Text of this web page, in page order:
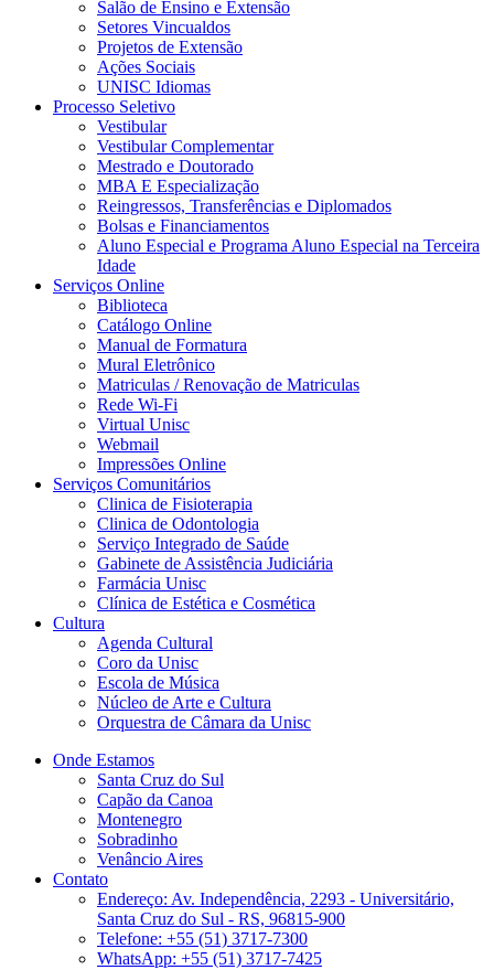
Salão de Ensino e Extensão
Setores Vincualdos
Projetos de Extensão
Ações Sociais
UNISC Idiomas
Processo Seletivo
Vestibular
Vestibular Complementar
Mestrado e Doutorado
MBA E Especialização
Reingressos, Transferências e Diplomados
Bolsas e Financiamentos
Aluno Especial e Programa Aluno Especial na Terceira
Idade
Serviços Online
Biblioteca
Catálogo Online
Manual de Formatura
Mural Eletrônico
Matriculas / Renovação de Matriculas
Rede Wi-Fi
Virtual Unisc
Webmail
Impressões Online
Serviços Comunitários
Clinica de Fisioterapia
Clinica de Odontologia
Serviço Integrado de Saúde
Gabinete de Assistência Judiciária
Farmácia Unisc
Clínica de Estética e Cosmética
Cultura
Agenda Cultural
Coro da Unisc
Escola de Música
Núcleo de Arte e Cultura
Orquestra de Câmara da Unisc
Onde Estamos
Santa Cruz do Sul
Capão da Canoa
Montenegro
Sobradinho
Venâncio Aires
Contato
Endereço: Av. Independência, 2293 - Universitário,
Santa Cruz do Sul - RS, 96815-900
Telefone: +55 (51) 3717-7300
WhatsApp: +55 (51) 3717-7425